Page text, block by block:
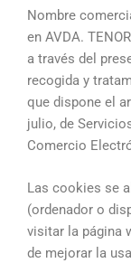
Nombre
en AVDA.
a través del
recogida y
que dispone el
julio, de
Comercio
Las cookies se
(ordenador o
visitar la página
de mejorar la